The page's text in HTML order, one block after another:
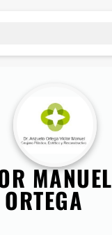
MANUEL